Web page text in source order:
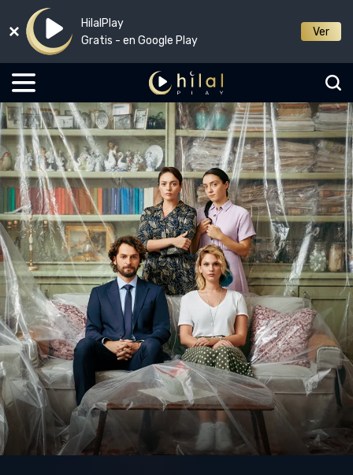
HilalPlay
Gratis - en Google Play
Ver